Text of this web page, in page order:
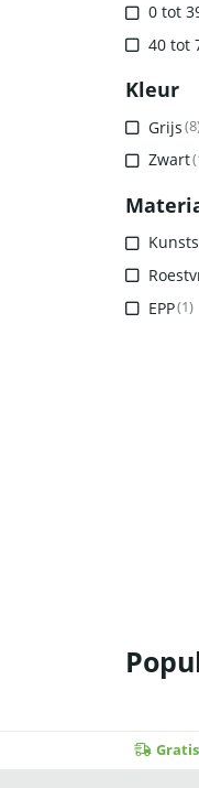
0 tot
40 tot
Kleur
Grijs
Zwart
EPP(1)
Gratis